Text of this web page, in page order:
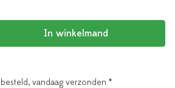
In winkelmand
vandaag verzonden *